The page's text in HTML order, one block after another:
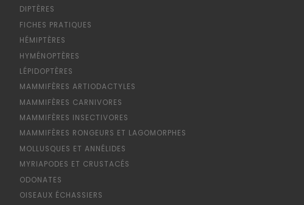
DIPTÈRES
FICHES PRATIQUES
HÉMIPTÈRES
HYMÉNOPTÈRES
LÉPIDOPTÈRES
MAMMIFÈRES ARTIODACTYLES
MAMMIFÈRES CARNIVORES
MAMMIFÈRES INSECTIVORES
MAMMIFÈRES RONGEURS ET LAGOMORPHES
MOLLUSQUES ET ANNÉLIDES
MYRIAPODES ET CRUSTACÉS
ODONATES
OISEAUX ÉCHASSIERS